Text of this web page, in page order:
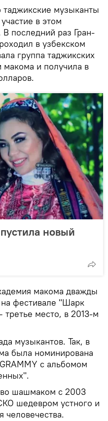
музыканты
в этом
последний раз Гран-
в узбекском
группа таджикских
и получила в
новый
макома дважды
фестивале "Шарк
третье место, в 2013-м
музыкантов. Так, в
была номинирована
с альбомом
шашмаком с 2003
шедевром устного и
человечества.